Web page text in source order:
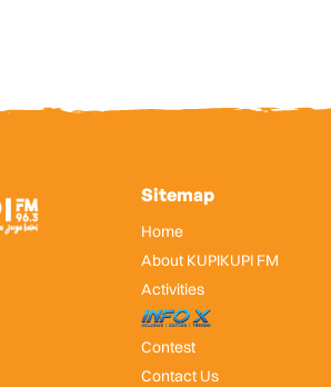
Sitemap
Home
About KUPIKUPI FM
Activities
InfoX
Contest
Contact Us